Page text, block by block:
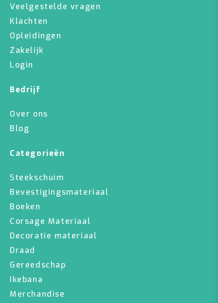
Veelgestelde vragen
Klachten
Opleidingen
Zakelijk
Login
Bedrijf
Over ons
Blog
Categorieën
Steekschuim
Bevestigingsmateriaal
Boeken
Corsage Materiaal
Decoratie materiaal
Draad
Gereedschap
Ikebana
Merchandise